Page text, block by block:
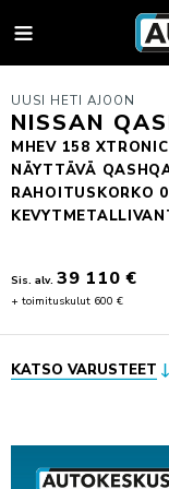
AUTOHAKU
MYY AUTOSI
AUTOHAKU
VAIHTOAUTON
AUTOKESKUS
AUTOJEN
UUDET AUTOT
FORD
MITSUBISHI
JULKISET
UUSI HETI AJOON
NISSAN
MHEV 158
NÄYTTÄVÄ
RAHOITUSKORKO
Sis. alv. 39 110 €
+ toimituskulut 600 €
KATSO VARUSTEET